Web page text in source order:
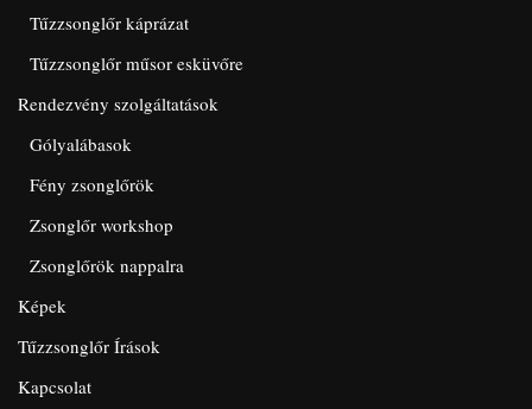
Tűzzsonglőr káprázat
Tűzzsonglőr műsor esküvőre
Rendezvény szolgáltatások
Gólyalábasok
Fény zsonglőrök
Zsonglőr workshop
Zsonglőrök nappalra
Képek
Tűzzsonglőr Írások
Kapcsolat